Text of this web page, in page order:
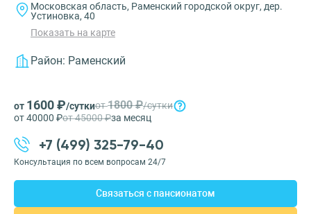
Московская область, Раменский городской округ, дер.
Устиновка, 40
Показать на карте
Район: Раменский
от 1600 ₽/суткиот1800 ₽/сутки
от 40000 ₽от 45000 ₽за месяц
+7 (499) 325-79-40
Консультация по всем вопросам 24/7
Связаться с пансионатом